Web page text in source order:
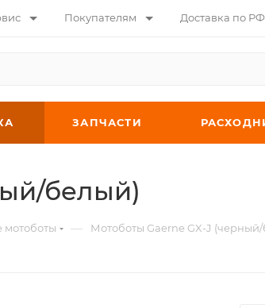
Покупателям Доставка по РФ
ЗАПЧАСТИ
белый)
мотоботы — Мотоботы Gaerne GX-J